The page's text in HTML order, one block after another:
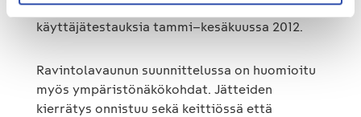
vanerinen mallikappale, jossa tehtiin
käyttäjätestauksia tammi–kesäkuussa 2012.
Ravintolavaunun suunnittelussa on huomioitu
myös ympäristönäkökohdat. Jätteiden
kierrätys onnistuu sekä keittiössä että